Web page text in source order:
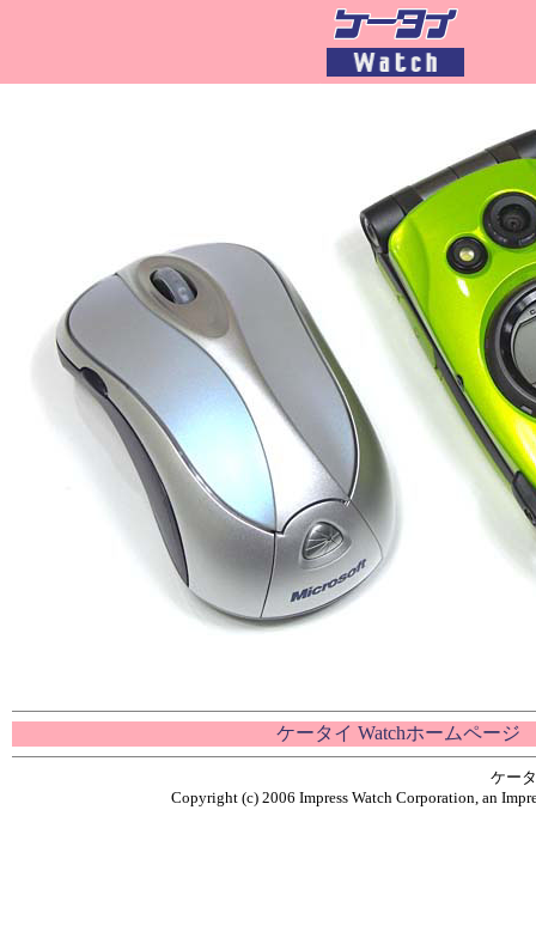
ケータイ Watchホームページ
ケー
Copyright (c) 2006 Impress Watch Corporation, an